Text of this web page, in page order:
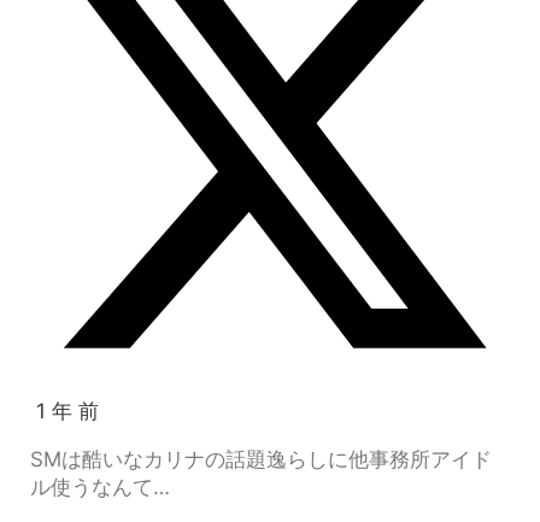
1 年 前
SMは酷いなカリナの話題逸らしに他事務所アイド
ル使うなんて…